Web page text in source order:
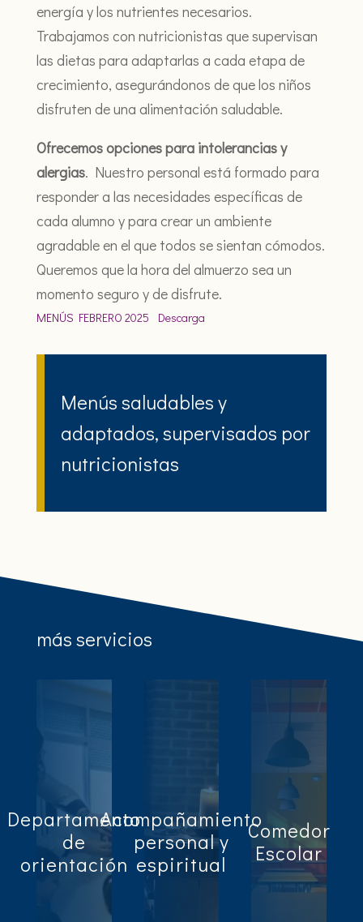
energía y los nutrientes necesarios.
Trabajamos con nutricionistas que supervisan
las dietas para adaptarlas a cada etapa de
crecimiento, asegurándonos de que los niños
disfruten de una alimentación saludable.
Ofrecemos opciones para intolerancias y
alergias. Nuestro personal está formado para
responder a las necesidades específicas de
cada alumno y para crear un ambiente
agradable en el que todos se sientan cómodos.
Queremos que la hora del almuerzo sea un
momento seguro y de disfrute.
MENÚS FEBRERO 2025 Descarga
Menús saludables y
adaptados, supervisados por
nutricionistas
más servicios
Departamento
de
orientación
Acompañamiento
personal y
espiritual
Comedor
Escolar